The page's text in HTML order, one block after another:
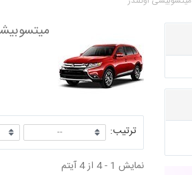
میتسوبیشی اوتلندر
ترتیب: --
نمایش 1 - 4 از 4 آیتم